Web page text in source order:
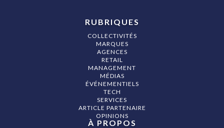
RUBRIQUES
COLLECTIVITÉS
MARQUES
AGENCES
RETAIL
MANAGEMENT
MÉDIAS
ÉVÉNEMENTIELS
TECH
SERVICES
ARTICLE PARTENAIRE
OPINIONS
À PROPOS